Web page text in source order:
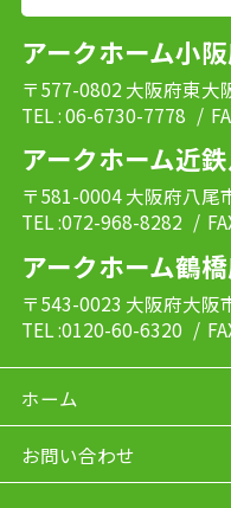
アークホーム小
〒577-0802 大阪府東大
TEL : 06-6730-7778 /
アークホーム近
〒581-0004 大阪府八尾
TEL :072-968-8282 /
アークホーム鶴
〒543-0023 大阪府大阪
TEL :0120-60-6320 /
ホーム
お問い合わせ